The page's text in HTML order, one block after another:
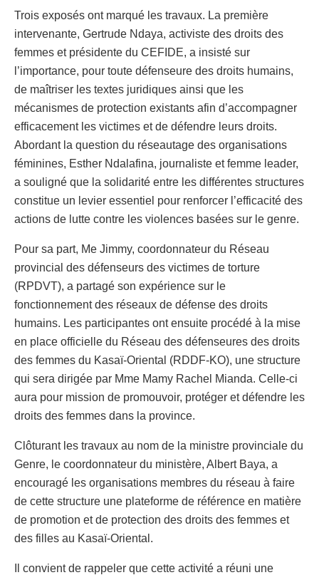
Trois exposés ont marqué les travaux. La première
intervenante, Gertrude Ndaya, activiste des droits des
femmes et présidente du CEFIDE, a insisté sur
l’importance, pour toute défenseure des droits humains,
de maîtriser les textes juridiques ainsi que les
mécanismes de protection existants afin d’accompagner
efficacement les victimes et de défendre leurs droits.
Abordant la question du réseautage des organisations
féminines, Esther Ndalafina, journaliste et femme leader,
a souligné que la solidarité entre les différentes structures
constitue un levier essentiel pour renforcer l’efficacité des
actions de lutte contre les violences basées sur le genre.
Pour sa part, Me Jimmy, coordonnateur du Réseau
provincial des défenseurs des victimes de torture
(RPDVT), a partagé son expérience sur le
fonctionnement des réseaux de défense des droits
humains. Les participantes ont ensuite procédé à la mise
en place officielle du Réseau des défenseures des droits
des femmes du Kasaï-Oriental (RDDF-KO), une structure
qui sera dirigée par Mme Mamy Rachel Mianda. Celle-ci
aura pour mission de promouvoir, protéger et défendre les
droits des femmes dans la province.
Clôturant les travaux au nom de la ministre provinciale du
Genre, le coordonnateur du ministère, Albert Baya, a
encouragé les organisations membres du réseau à faire
de cette structure une plateforme de référence en matière
de promotion et de protection des droits des femmes et
des filles au Kasaï-Oriental.
Il convient de rappeler que cette activité a réuni une